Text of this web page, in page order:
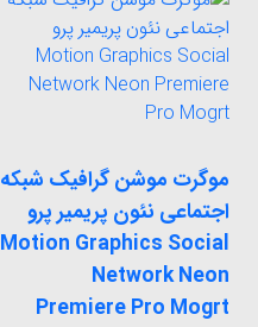
موگرت موشن گرافیک شبکه
اجتماعی نئون پریمیر پرو
Motion Graphics Social
Network Neon
Premiere Pro Mogrt